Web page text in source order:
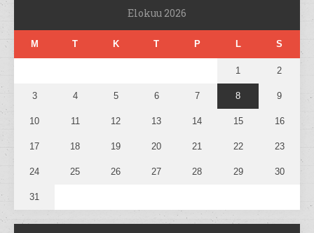
Elokuu 2026
M T K T P L S
1 2
3 4 5 6 7 8 9
10 11 12 13 14 15 16
17 18 19 20 21 22 23
24 25 26 27 28 29 30
31